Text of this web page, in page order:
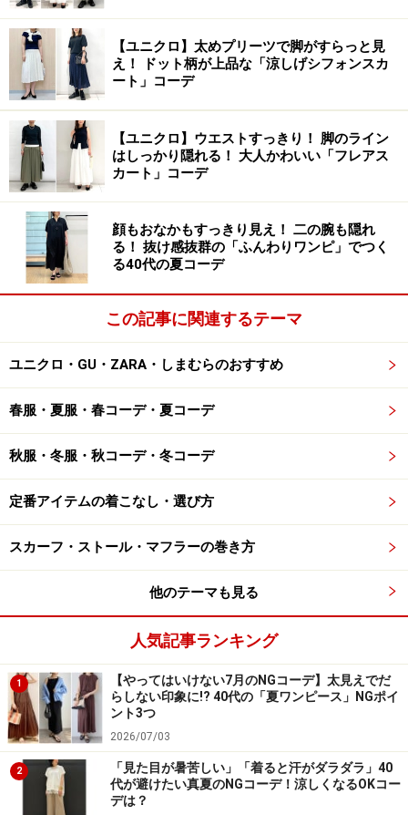
てコーディネートにプラスするのもおすすめです。
その際には、インナーをウエストインして上半身をコン
パクトにまとめるのがポイント。ボトムスのウエスト部
分の一部が見えるだけでもスタイルアップして見えるの
で、ぜひ試してみてくださいね。
3. 統一感のある色の組み合わせを意識して
同系色でロングスカートと馴染ませて 出典：WEAR
ゆったりしたサイズ感のチェック柄トップスを合わせる
なら、ボトムスは同系色や、馴染みのいいカラーを選ぶ
のがおすすめ。写真のコーディネートは、ネイビー系の
寒色系でまとめているのですっきりした印象です。
トが強いと、どうしても上下に分断されて見えてしまう
のですが、馴染みのいい色使いなら全体的に統一感が出
て、すらっとした印象に仕上がります。
【ユニクロ】太めプリーツで脚がすらっと見
え！ ドット柄が上品な「涼しげシフォンスカ
ート」コーデ
【ユニクロ】ウエストすっきり！ 脚のライン
はしっかり隠れる！ 大人かわいい「フレアス
カート」コーデ
顔もおなかもすっきり見え！ 二の腕も隠れ
る！ 抜け感抜群の「ふんわりワンピ」でつく
る40代の夏コーデ
この記事に関連するテーマ
ユニクロ・GU・ZARA・しまむらのおすすめ
春服・夏服・春コーデ・夏コーデ
秋服・冬服・秋コーデ・冬コーデ
定番アイテムの着こなし・選び方
スカーフ・ストール・マフラーの巻き方
他のテーマも見る
人気記事ランキング
1
【やってはいけない7月のNGコーデ】太見えでだ
らしない印象に!? 40代の「夏ワンピース」NGポイ
ント3つ
2026/07/03
2
「見た目が暑苦しい」「着ると汗がダラダラ」40
代が避けたい真夏のNGコーデ！涼しくなるOKコー
デは？